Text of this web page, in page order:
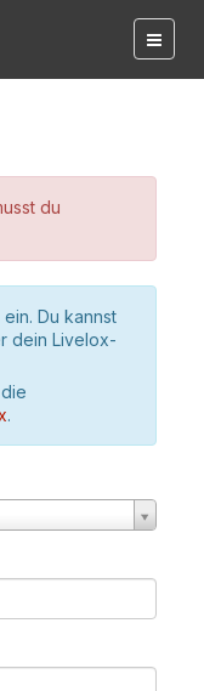
du
Du kannst
dein Livelox-
.